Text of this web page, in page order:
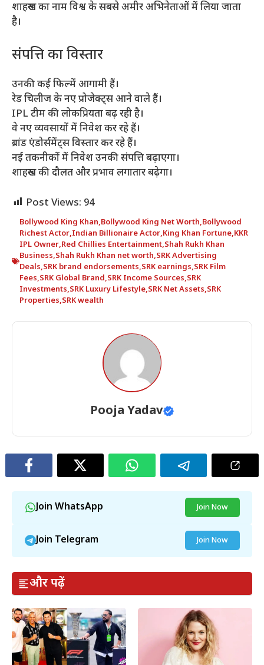
शाहरुख का नाम विश्व के सबसे अमीर अभिनेताओं में लिया जाता
है।
संपत्ति का विस्तार
उनकी कई फिल्में आगामी हैं।
रेड चिलीज के नए प्रोजेक्ट्स आने वाले हैं।
IPL टीम की लोकप्रियता बढ़ रही है।
वे नए व्यवसायों में निवेश कर रहे हैं।
ब्रांड एंडोर्समेंट्स विस्तार कर रहे हैं।
नई तकनीकों में निवेश उनकी संपत्ति बढ़ाएगा।
शाहरुख की दौलत और प्रभाव लगातार बढ़ेगा।
Post Views: 94
Bollywood King Khan,Bollywood King Net Worth,Bollywood
Richest Actor,Indian Billionaire Actor,King Khan Fortune,KKR
IPL Owner,Red Chillies Entertainment,Shah Rukh Khan
Business,Shah Rukh Khan net worth,SRK Advertising
Deals,SRK brand endorsements,SRK earnings,SRK Film
Fees,SRK Global Brand,SRK Income Sources,SRK
Investments,SRK Luxury Lifestyle,SRK Net Assets,SRK
Properties,SRK wealth
Pooja Yadav
Join WhatsApp Join Now
Join Telegram Join Now
और पढ़ें